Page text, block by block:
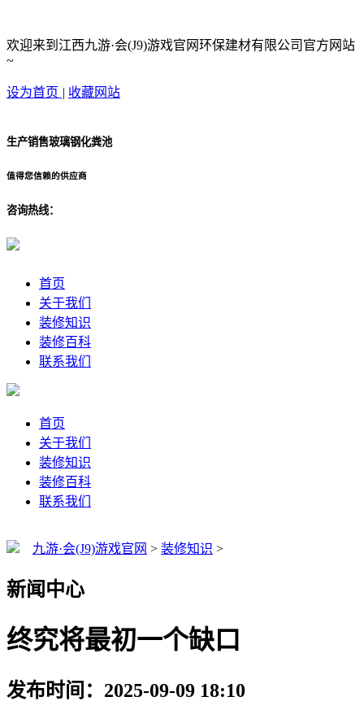
欢迎来到江西九游·会(J9)游戏官网环保建材有限公司官方网站
~
设为首页 | 收藏网站
生产销售玻璃钢化粪池
值得您信赖的供应商
咨询热线：
首页
关于我们
装修知识
装修百科
联系我们
首页
关于我们
装修知识
装修百科
联系我们
九游·会(J9)游戏官网 > 装修知识 >
新闻中心
终究将最初一个缺口
发布时间：2025-09-09 18:10